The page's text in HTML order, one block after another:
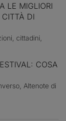
LE MIGLIORI
DI
cittadini,
COSA
Altenote di